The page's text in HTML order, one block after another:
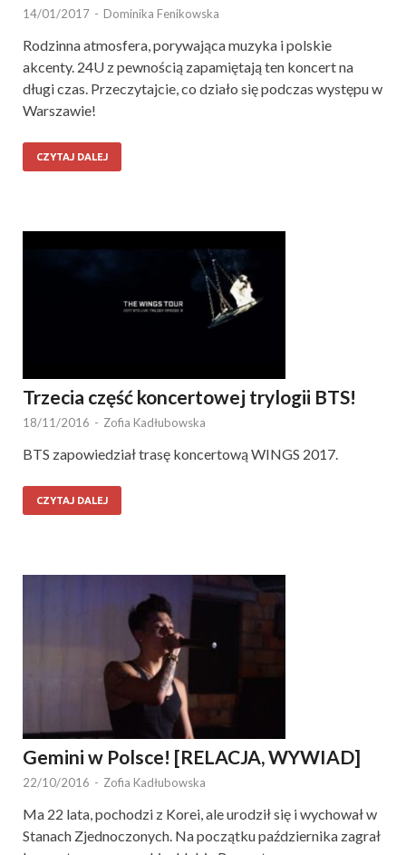
14/01/2017 - Dominika Fenikowska
Rodzinna atmosfera, porywająca muzyka i polskie
akcenty. 24U z pewnością zapamiętają ten koncert na
długi czas. Przeczytajcie, co działo się podczas występu w
Warszawie!
CZYTAJ DALEJ
Trzecia część koncertowej trylogii BTS!
18/11/2016 - Zofia Kadłubowska
BTS zapowiedział trasę koncertową WINGS 2017.
CZYTAJ DALEJ
Gemini w Polsce! [RELACJA, WYWIAD]
22/10/2016 - Zofia Kadłubowska
Ma 22 lata, pochodzi z Korei, ale urodził się i wychował w
Stanach Zjednoczonych. Na początku października zagrał